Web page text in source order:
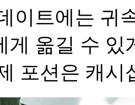
이트에는 귀
게 옮길 수 있
포션은 캐시